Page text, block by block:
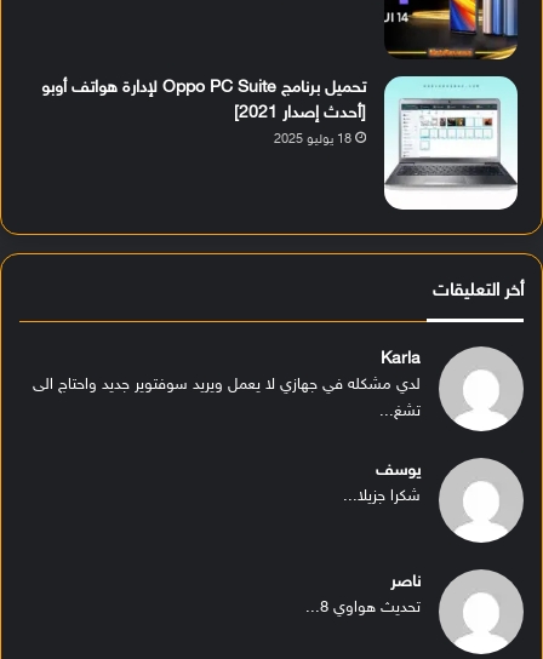
تحميل برنامج Oppo PC Suite لإدارة هواتف أوبو
[أحدث إصدار 2021]
18 يوليو 2025
أخر التعليقات
Karla
لدي مشكله في جهازي لا يعمل ويريد سوفتوير جديد واحتاج الى
تشغ...
يوسف
شكرا جزيلا...
ناصر
تحديث هواوي 8...